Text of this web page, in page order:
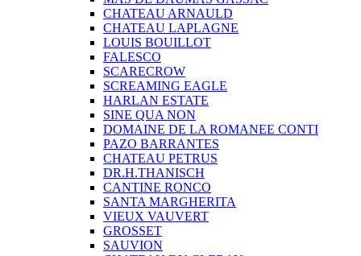
CHATEAU ARNAULD
CHATEAU LAPLAGNE
LOUIS BOUILLOT
FALESCO
SCARECROW
SCREAMING EAGLE
HARLAN ESTATE
SINE QUA NON
DOMAINE DE LA ROMANEE CONTI
PAZO BARRANTES
CHATEAU PETRUS
DR.H.THANISCH
CANTINE RONCO
SANTA MARGHERITA
VIEUX VAUVERT
GROSSET
SAUVION